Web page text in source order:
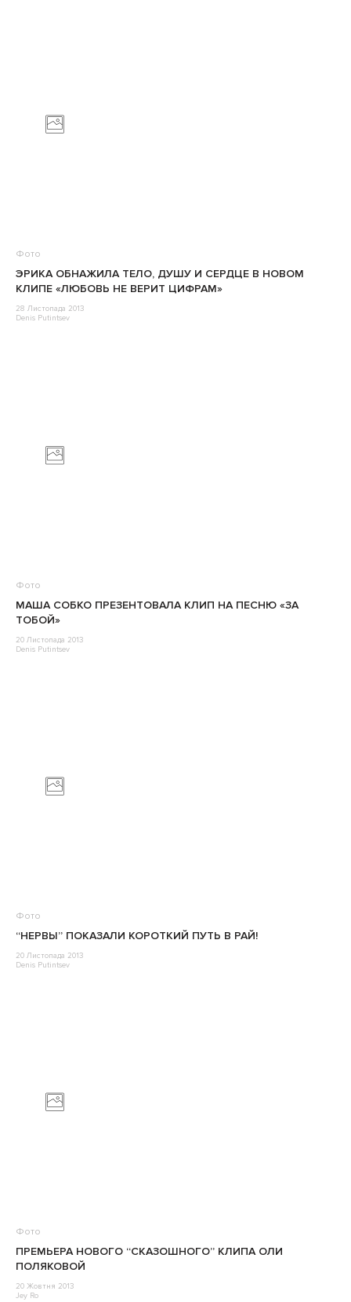
Фото
ЭРИКА ОБНАЖИЛА ТЕЛО, ДУШУ И СЕРДЦЕ В НОВОМ
КЛИПЕ «ЛЮБОВЬ НЕ ВЕРИТ ЦИФРАМ»
28 Листопада 2013
Denis Putintsev
Фото
МАША СОБКО ПРЕЗЕНТОВАЛА КЛИП НА ПЕСНЮ «ЗА
ТОБОЙ»
20 Листопада 2013
Denis Putintsev
Фото
“НЕРВЫ” ПОКАЗАЛИ КОРОТКИЙ ПУТЬ В РАЙ!
20 Листопада 2013
Denis Putintsev
Фото
ПРЕМЬЕРА НОВОГО “СКАЗОШНОГО” КЛИПА ОЛИ
ПОЛЯКОВОЙ
20 Жовтня 2013
Jey Ro